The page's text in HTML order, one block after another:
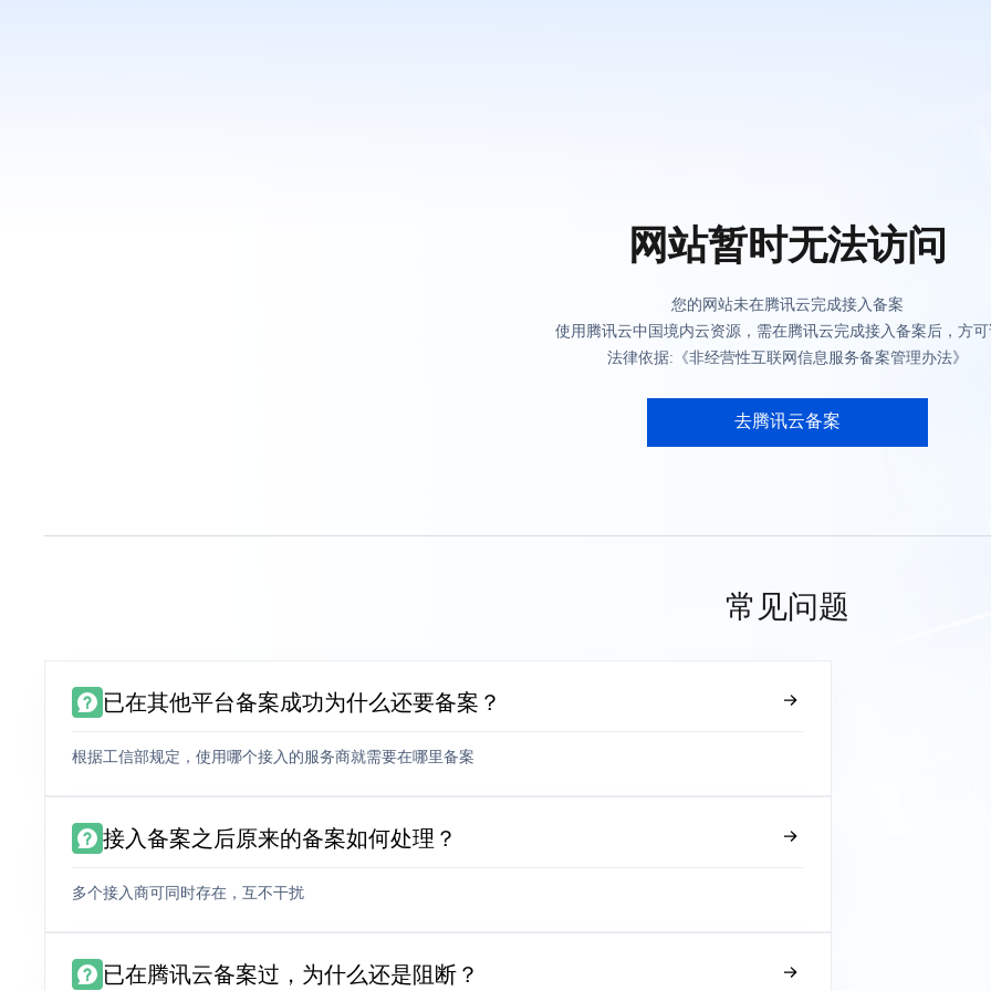
网站暂时无法访问
您的网站未在腾讯云完成接入备案
使用腾讯云中国境内云资源，需在腾讯云完成接入备案后，方
法律依据:《非经营性互联网信息服务备案管理办法》
去腾讯云备案
常见问题
已在其他平台备案成功为什么还要备案？
根据工信部规定，使用哪个接入的服务商就需要在哪里备案
接入备案之后原来的备案如何处理？
多个接入商可同时存在，互不干扰
已在腾讯云备案过，为什么还是阻断？